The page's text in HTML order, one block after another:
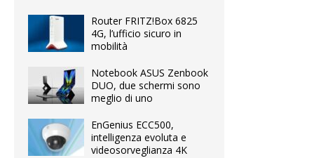
Router FRITZ!Box 6825
4G, l’ufficio sicuro in
mobilità
Notebook ASUS Zenbook
DUO, due schermi sono
meglio di uno
EnGenius ECC500,
intelligenza evoluta e
videosorveglianza 4K